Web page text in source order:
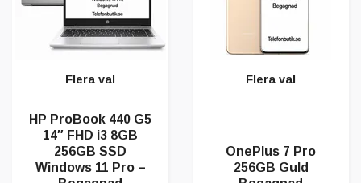
Flera val
HP ProBook 440 G5
14″ FHD i3 8GB
256GB SSD
Windows 11 Pro –
Flera val
OnePlus 7 Pro
256GB Guld